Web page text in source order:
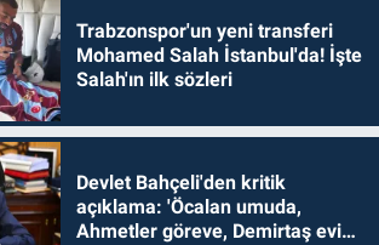
Trabzonspor'un yeni transferi
Mohamed Salah İstanbul'da! İşte
Salah'ın ilk sözleri
Devlet Bahçeli'den kritik
açıklama: 'Öcalan umuda,
Ahmetler göreve, Demirtaş evine